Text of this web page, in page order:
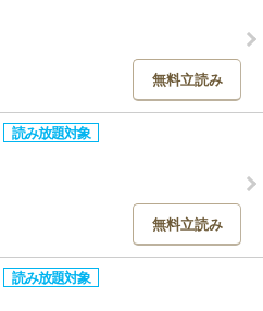
無料立読み
無料立読み